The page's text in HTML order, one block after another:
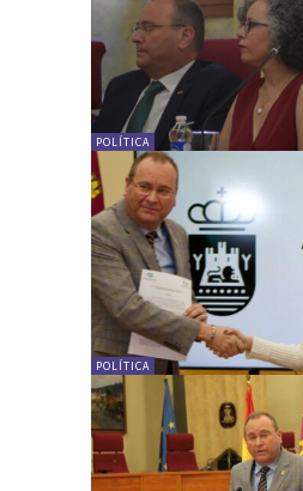
POLÍTICA
POLÍTICA